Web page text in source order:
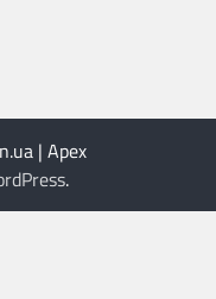
| Apex
.